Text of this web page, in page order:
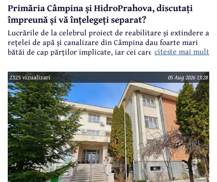
Primăria Câmpina și HidroPrahova, discutați
împreună și vă înțelegeți separat?
Lucrările de la celebrul proiect de reabilitare și extindere a
rețelei de apă și canalizare din Câmpina dau foarte mari
bătăi de cap părților implicate, iar cei care suferă sunt
Orizontului.
citeste mai mult
2325 vizualizari 05 Aug 2026 13:28